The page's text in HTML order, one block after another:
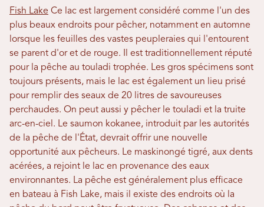
Fish Lake Ce lac est largement considéré comme l'un des
plus beaux endroits pour pêcher, notamment en automne
lorsque les feuilles des vastes peupleraies qui l'entourent
se parent d'or et de rouge. Il est traditionnellement réputé
pour la pêche au touladi trophée. Les gros spécimens sont
toujours présents, mais le lac est également un lieu prisé
pour remplir des seaux de 20 litres de savoureuses
perchaudes. On peut aussi y pêcher le touladi et la truite
arc-en-ciel. Le saumon kokanee, introduit par les autorités
de la pêche de l'État, devrait offrir une nouvelle
opportunité aux pêcheurs. Le maskinongé tigré, aux dents
acérées, a rejoint le lac en provenance des eaux
environnantes. La pêche est généralement plus efficace
en bateau à Fish Lake, mais il existe des endroits où la